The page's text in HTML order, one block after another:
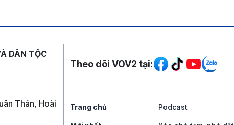
DÂN TỘC
Thân, Hoài
Mạng xã hội
Theo dõi VOV2 tại:
Trang chủ Podcast